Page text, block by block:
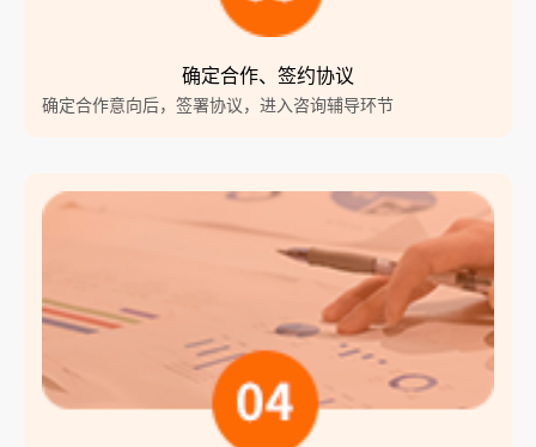
确定合作、签约协议
确定合作意向后，签署协议，进入咨询辅导环节